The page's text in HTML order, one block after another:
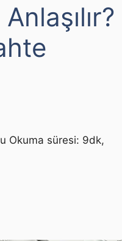
Okuma süresi: 9dk,